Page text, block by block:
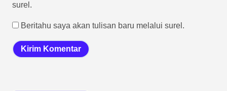
surel.
Beritahu saya akan tulisan baru melalui surel.